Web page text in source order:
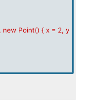
new Point() { x = 2, y